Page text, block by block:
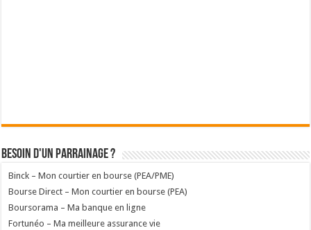
Besoin d'un parrainage ?
Binck – Mon courtier en bourse (PEA/PME)
Bourse Direct – Mon courtier en bourse (PEA)
Boursorama – Ma banque en ligne
Fortunéo – Ma meilleure assurance vie